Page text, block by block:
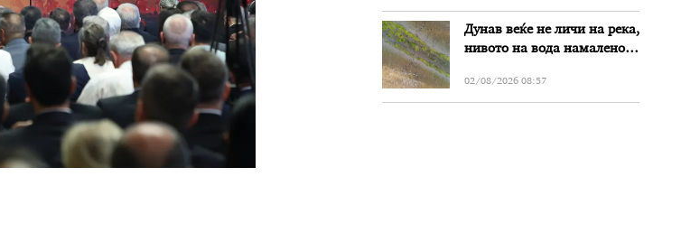
Дунав веќе не личи на река,
нивото на вода намалено
Бугарија
02/08/2026 08:57